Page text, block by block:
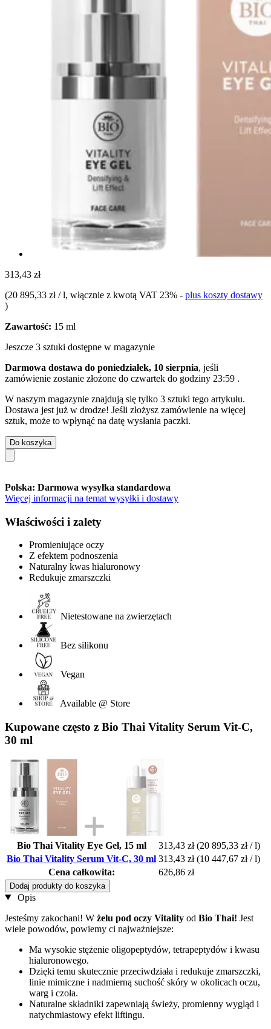
313,43 zł
(20 895,33 zł / l, włącznie z kwotą VAT 23% - plus koszty dostawy
)
Zawartość: 15 ml
Jeszcze 3 sztuki dostępne w magazynie
Darmowa dostawa do poniedziałek, 10 sierpnia, jeśli
zamówienie zostanie złożone do czwartek do godziny 23:59 .
W naszym magazynie znajdują się tylko 3 sztuki tego artykułu.
Dostawa jest już w drodze! Jeśli złożysz zamówienie na więcej
sztuk, może to wpłynąć na datę wysłania paczki.
Do koszyka
Polska: Darmowa wysyłka standardowa
Więcej informacji na temat wysyłki i dostawy
Właściwości i zalety
Promieniujące oczy
Z efektem podnoszenia
Naturalny kwas hialuronowy
Redukuje zmarszczki
Nietestowane na zwierzętach
Bez silikonu
Vegan
Available @ Store
Kupowane często z Bio Thai Vitality Serum Vit-C,
30 ml
Bio Thai Vitality Eye Gel, 15 ml 313,43 zł (20 895,33 zł / l)
Bio Thai Vitality Serum Vit-C, 30 ml 313,43 zł (10 447,67 zł / l)
Cena całkowita:
626,86 zł
Dodaj produkty do koszyka
Opis
Jesteśmy zakochani! W żelu pod oczy Vitality od Bio Thai! Jest
wiele powodów, powiemy ci najważniejsze:
Ma wysokie stężenie oligopeptydów, tetrapeptydów i kwasu
hialuronowego.
Dzięki temu skutecznie przeciwdziała i redukuje zmarszczki,
linie mimiczne i nadmierną suchość skóry w okolicach oczu,
warg i czoła.
Naturalne składniki zapewniają świeży, promienny wygląd i
natychmiastowy efekt liftingu.